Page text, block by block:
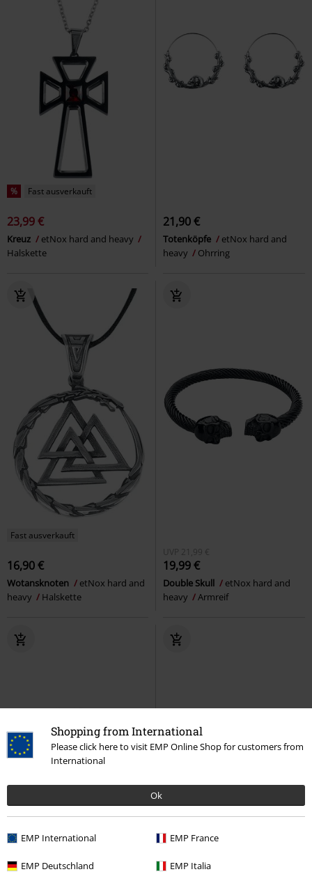
Shopping from International
Please click here to visit EMP Online Shop for customers from
International
Ok
EMP International EMP France
EMP Deutschland EMP Italia
% Fast ausverkauft
23,99 €
Kreuz
etNox hard and heavy
Halskette
21,90 €
Totenköpfe
etNox hard and
heavy
Ohrring
Fast ausverkauft
16,90 €
Wotansknoten
etNox hard and
heavy
Halskette
UVP 21,99 €
19,99 €
Double Skull
etNox hard and
heavy
Armreif